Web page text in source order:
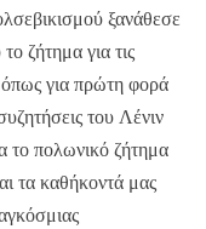
ξανάθεσε
ζήτημα για τις
όπως για πρώτη φορά
του Λένιν
το πολωνικό ζήτημα
τα καθήκοντά μας